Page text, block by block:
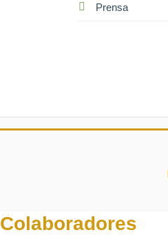
Prensa
Colaboradores